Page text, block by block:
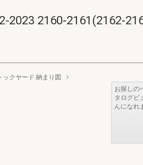
2160-2161(2162-
ックヤード 納まり図
お探しの
タログビ
んになれ